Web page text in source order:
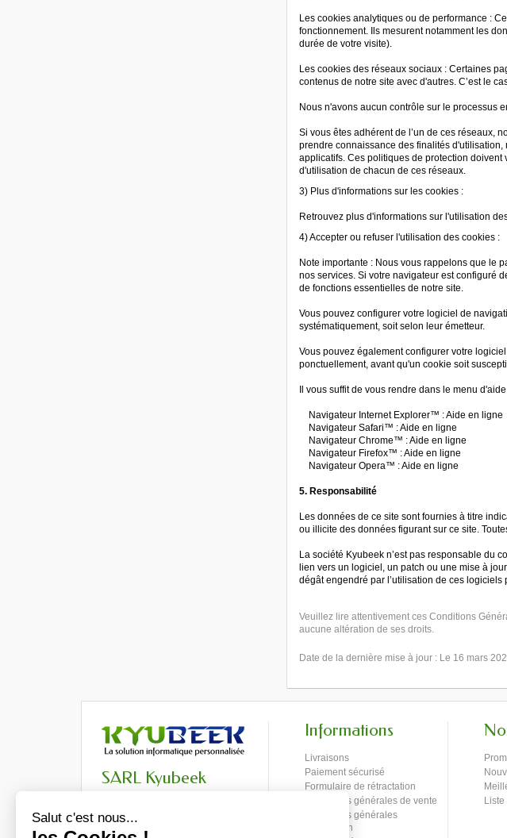
Les cookies analytiques ou de performance :
fonctionnement. Ils mesurent notamment les
durée de votre visite).
Les cookies des réseaux sociaux : Certaines
contenus de notre site avec d'autres. C’est le
Nous n'avons aucun contrôle sur le processus
Si vous êtes adhérent de l’un de ces réseaux,
prendre connaissance des finalités
applicatifs. Ces politiques de protection
d'utilisation de chacun de ces réseaux.
3) Plus d'informations sur les cookies :
Retrouvez plus d'informations sur l'utilisation
4) Accepter ou refuser l'utilisation des cookies :
Note importante : Nous vous rappelons que le
nos services. Si votre navigateur est configuré
de fonctions essentielles de notre site.
Vous pouvez configurer votre logiciel de
systématiquement, soit selon leur émetteur.
Vous pouvez également configurer votre
ponctuellement, avant qu'un cookie soit
Il vous suffit de vous rendre dans le menu
Navigateur Internet Explorer™ : Aide en ligne
Navigateur Safari™ : Aide en ligne
Navigateur Chrome™ : Aide en ligne
Navigateur Firefox™ : Aide en ligne
Navigateur Opera™ : Aide en ligne
5. Responsabilité
Les données de ce site sont fournies à titre
ou illicite des données figurant sur ce site.
La société Kyubeek n’est pas responsable du
lien vers un logiciel, un patch ou une mise à
dégât engendré par l’utilisation de ces logiciels
Veuillez lire attentivement ces Conditions
aucune altération de ses droits.
Date de la dernière mise à jour : Le 16 mars
SARL Kyubeek
+33 (0)4 66 42 87 48
contact@kyubeek.com
Informations
Livraisons
Paiement sécurisé
Formulaire de rétractation
Conditions générales de vente
Conditions générales
d'utilisation